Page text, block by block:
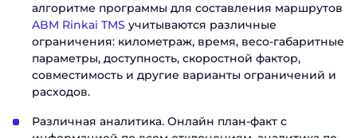
алгоритме программы для составления маршрутов
ABM Rinkai TMS учитываются различные
ограничения: километраж, время, весо-габаритные
параметры, доступность, скоростной фактор,
совместимость и другие варианты ограничений и
расходов.
Различная аналитика. Онлайн план-факт с